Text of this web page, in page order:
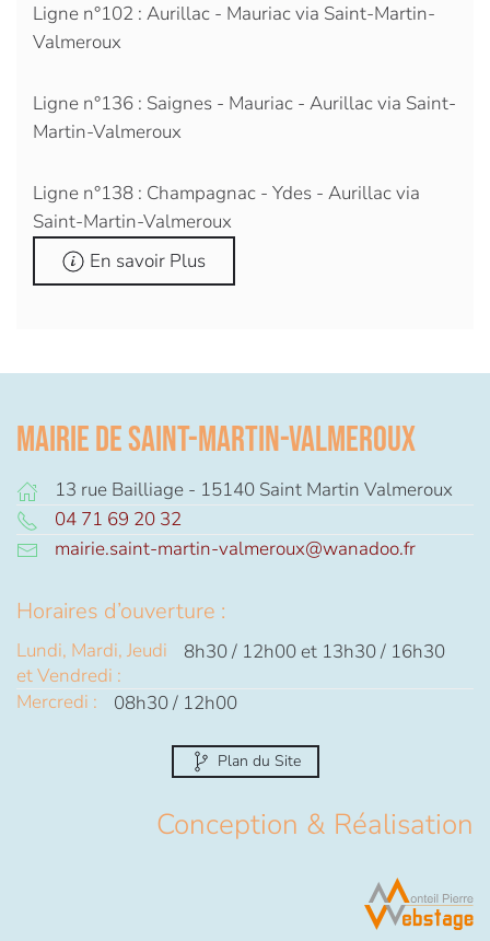
Ligne n°102 : Aurillac - Mauriac via Saint-Martin-
Valmeroux
Ligne n°136 : Saignes - Mauriac - Aurillac via Saint-
Martin-Valmeroux
Ligne n°138 : Champagnac - Ydes - Aurillac via
Saint-Martin-Valmeroux
En savoir Plus
Mairie de Saint-Martin-Valmeroux
13 rue Bailliage - 15140 Saint Martin Valmeroux
04 71 69 20 32
mairie.saint-martin-valmeroux@wanadoo.fr
Horaires d’ouverture :
Lundi, Mardi, Jeudi
et Vendredi :
8h30 / 12h00 et 13h30 / 16h30
Mercredi :
08h30 / 12h00
Plan du Site
Conception & Réalisation